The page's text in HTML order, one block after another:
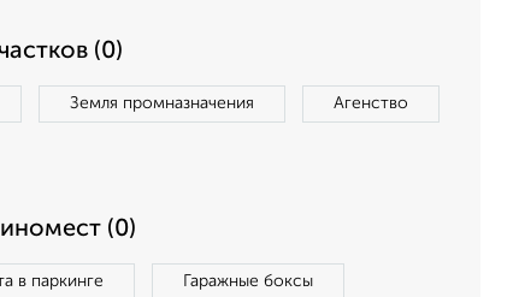
(0)
Земля промназначения Агенство
(0)
в паркинге Гаражные боксы